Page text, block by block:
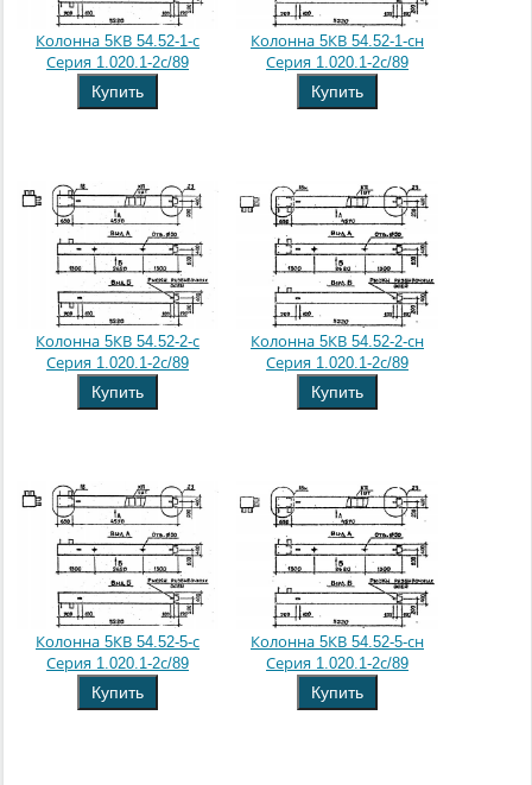
Колонна 5КВ 54.52-1-с
Серия 1.020.1-2с/89
Купить
Колонна 5КВ 54.52-1-сн
Серия 1.020.1-2с/89
Купить
Колонна 5КВ 54.52-2-с
Серия 1.020.1-2с/89
Купить
Колонна 5КВ 54.52-2-сн
Серия 1.020.1-2с/89
Купить
Колонна 5КВ 54.52-5-с
Серия 1.020.1-2с/89
Купить
Колонна 5КВ 54.52-5-сн
Серия 1.020.1-2с/89
Купить